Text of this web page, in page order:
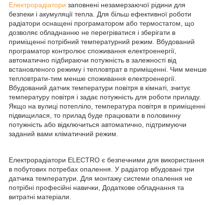
Електрорадіатори заповнені незамерзаючої рідини для
безпеки і акумуляції тепла. Для більш ефективної роботи
радіатори оснащені програматором або термостатом, що
дозволяє обладнанню не перегріватися і зберігати в
приміщенні потрібний температурний режим. Вбудований
програматор контролює споживання електроенергії,
автоматично підбираючи потужність в залежності від
встановленого режиму і тепловтрат в приміщенні. Чим менше
тепловтрати-тим менше споживання електроенергії.
Вбудований датчик температури повітря в кімнаті, зчитує
температуру повітря і задає потужність для роботи приладу.
Якщо на вулиці потепліло, температура повітря в приміщенні
підвищилася, то прилад буде працювати в половинну
потужність або відключиться автоматично, підтримуючи
заданий вами кліматичний режим.
Електрорадіатори ELECTRO є безпечними для використання
в побутових потребах опалення. У радіатор вбудовані три
датчика температури. Для монтажу системи опалення не
потрібні професійні навички, Додаткове обладнання та
витратні матеріали.